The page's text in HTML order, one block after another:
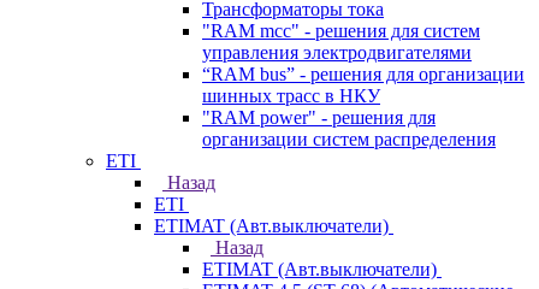
Трансформаторы тока
"RAM mcc" - решения для систем
управления электродвигателями
“RAM bus” - решения для организации
шинных трасс в НКУ
"RAM power" - решения для
организации систем распределения
ETI
Назад
ETI
ETIMAT (Авт.выключатели)
Назад
ETIMAT (Авт.выключатели)